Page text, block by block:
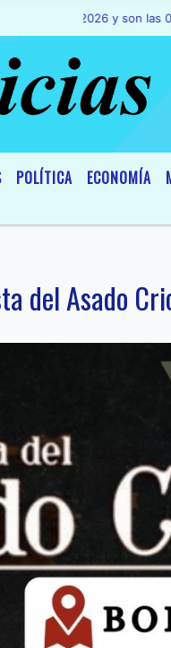
2026 y son las 06:32 - **
POLÍTICA ECONOMÍA
del Asado